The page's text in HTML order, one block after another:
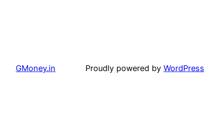
GMoney.in Proudly powered by WordPress